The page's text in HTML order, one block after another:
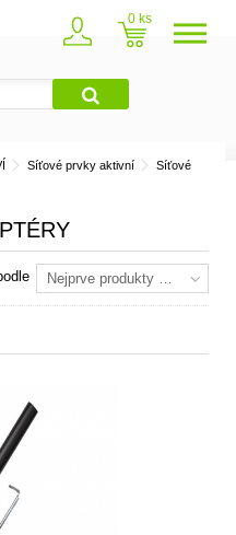
0
Síťové prvky aktivní Síťové
Nejprve produkty skladem